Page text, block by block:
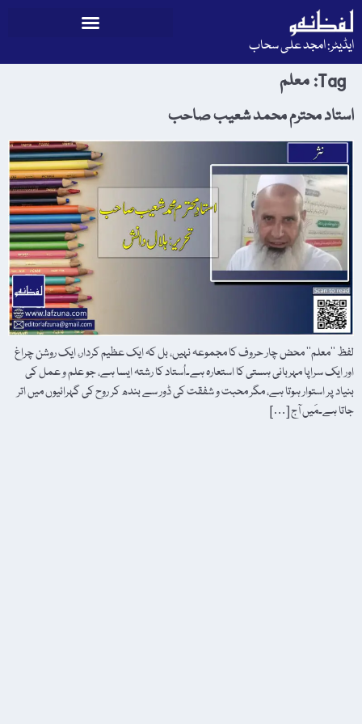
ایڈیٹر: امجد علی سحاب
Tag: معلم
استاد محترم محمد شعیب صاحب
لفظ ’’معلم‘‘ محض چار حروف کا مجموعہ نہیں، بل کہ ایک عظیم کردار، ایک روشن چراغ
اور ایک سراپا مہربانی ہستی کا استعارہ ہے۔اُستاد کا رشتہ ایسا ہے، جو علم و عمل کی
بنیاد پر استوار ہوتا ہے، مگر محبت و شفقت کی ڈور سے بندھ کر روح کی گہرائیوں میں اتر
جاتا ہے۔مَیں آج […]